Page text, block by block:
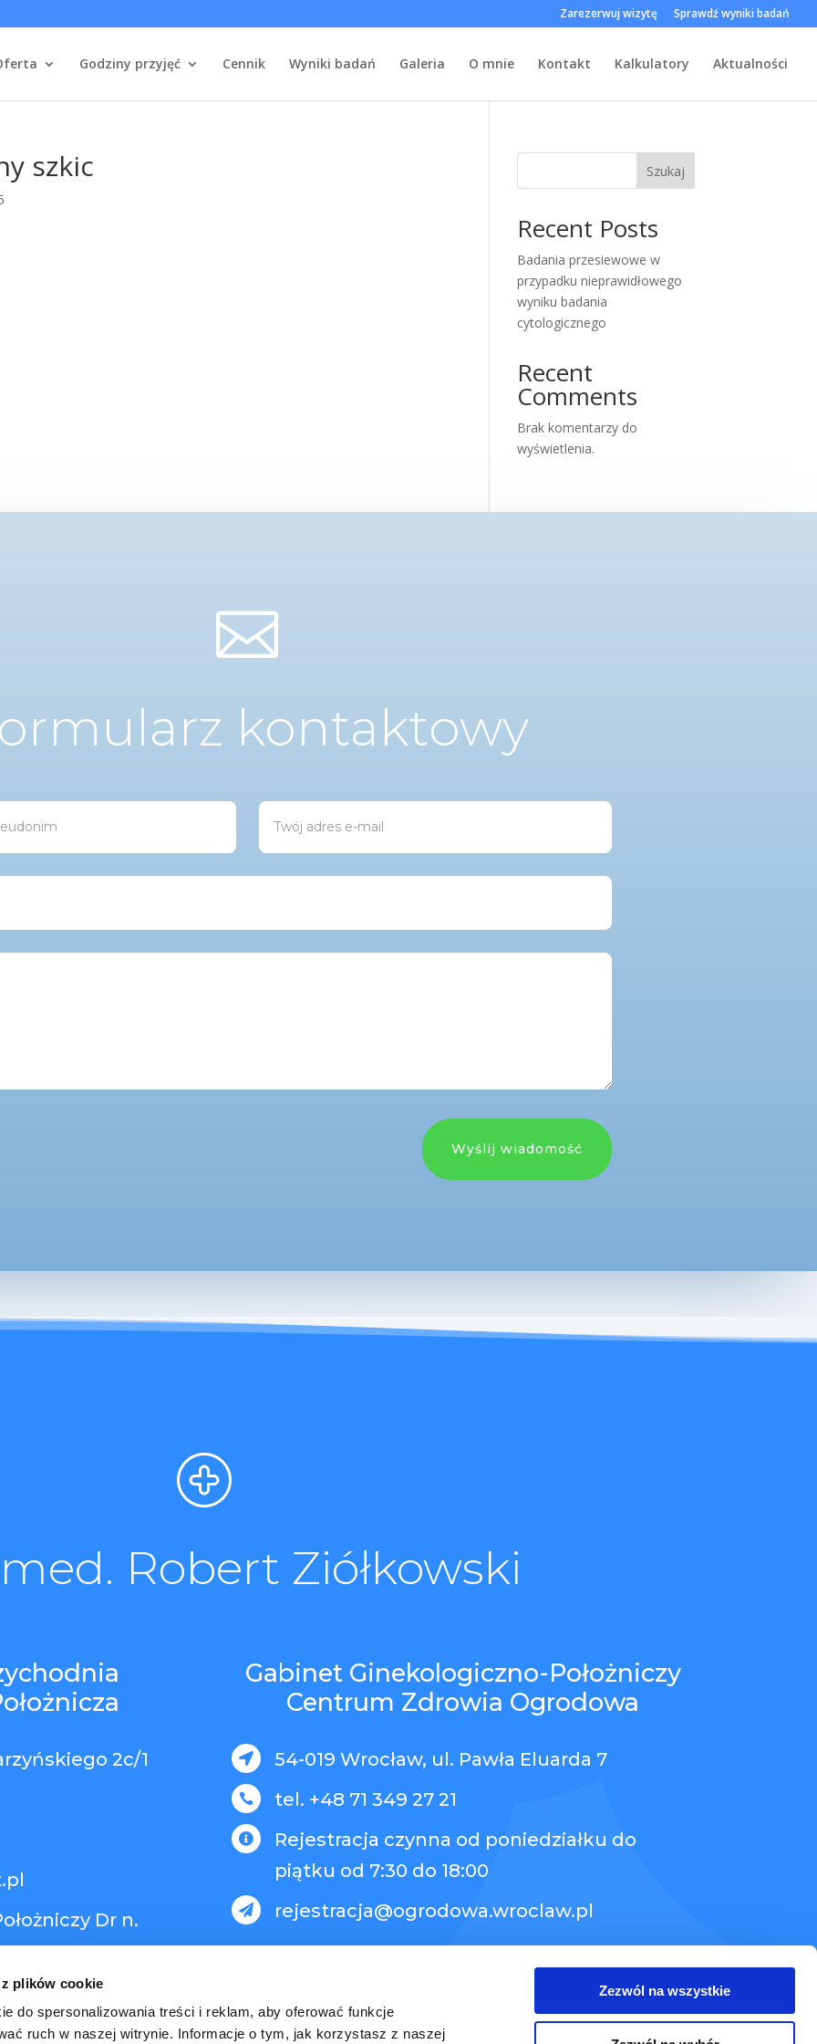
plików cookie
do spersonalizowania treści i reklam, aby oferować funkcje
ruch w naszej witrynie. Informacje o tym, jak korzystasz z naszej
Zezwól na wszystkie
Zarezerwuj wizytę Sprawdź wyniki badań
Godziny przyjęć Cennik Wyniki badań Galeria O mnie Kontakt Kalkulatory Aktualności
szkic Szukaj
Recent Posts
Badania przesiewowe w
przypadku nieprawidłowego
wyniku badania
cytologicznego
Recent
Comments
Brak komentarzy do
wyświetlenia.

kontaktowy
Wyślij wiadomość
Robert Ziółkowski
2c/1
Dr n.
Gabinet Ginekologiczno-Położniczy
Centrum Zdrowia Ogrodowa
 54-019 Wrocław, ul. Pawła Eluarda 7
 tel. +48 71 349 27 21

Rejestracja czynna od poniedziałku do
piątku od 7:30 do 18:00
 rejestracja@ogrodowa.wroclaw.pl